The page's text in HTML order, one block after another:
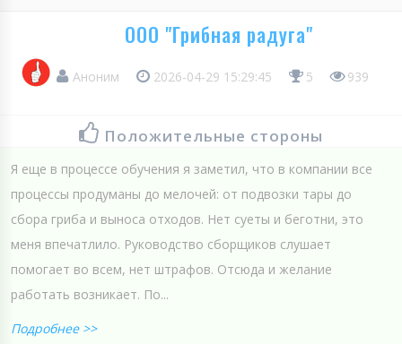
ООО "Грибная радуга"
Аноним 2026-04-29 15:29:45 5 939
Положительные стороны
Я еще в процессе обучения я заметил, что в компании все
процессы продуманы до мелочей: от подвозки тары до
сбора гриба и выноса отходов. Нет суеты и беготни, это
меня впечатлило. Руководство сборщиков слушает
помогает во всем, нет штрафов. Отсюда и желание
работать возникает. По...
Подробнее >>